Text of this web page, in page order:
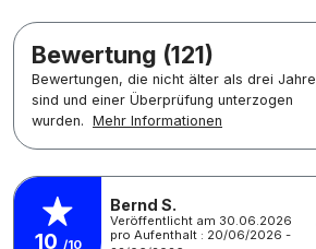
Bewertung (121)
Bewertungen, die nicht älter als drei Jahre
sind und einer Überprüfung unterzogen
wurden. Mehr Informationen
10 /10
Bernd S.
Veröffentlicht am 30.06.2026
pro Aufenthalt : 20/06/2026 -